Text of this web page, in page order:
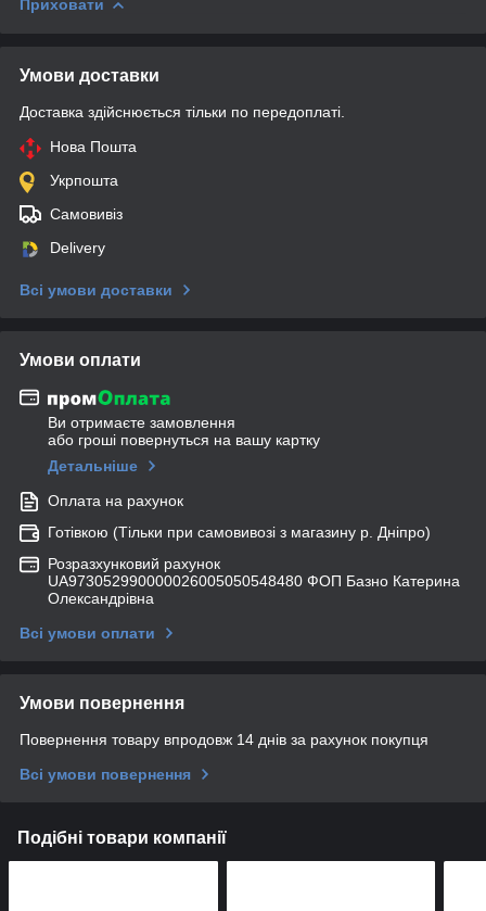
Приховати
Умови доставки
Доставка здійснюється тільки по передоплаті.
Нова Пошта
Укрпошта
Самовивіз
Delivery
Всі умови доставки
Умови оплати
Ви отримаєте замовлення
або гроші повернуться на вашу картку
Детальніше
Оплата на рахунок
Готівкою (Тільки при самовивозі з магазину р. Дніпро)
Розразхунковий рахунок
UA973052990000026005050548480 ФОП Базно Катерина
Олександрівна
Всі умови оплати
Умови повернення
Повернення товару впродовж 14 днів за рахунок покупця
Всі умови повернення
Подібні товари компанії